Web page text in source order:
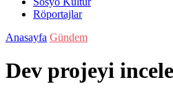
Röportajlar
Anasayfa Gündem
Dev projeyi